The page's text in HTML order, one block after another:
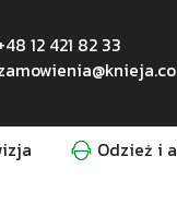
12 421 82 33
Odzież i